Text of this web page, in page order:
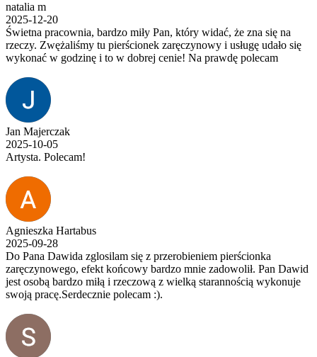
natalia m
2025-12-20
Świetna pracownia, bardzo miły Pan, który widać, że zna się na
rzeczy. Zwężaliśmy tu pierścionek zaręczynowy i usługę udało się
wykonać w godzinę i to w dobrej cenie! Na prawdę polecam
Jan Majerczak
2025-10-05
Artysta. Polecam!
Agnieszka Hartabus
2025-09-28
Do Pana Dawida zglosilam się z przerobieniem pierścionka
zaręczynowego, efekt końcowy bardzo mnie zadowolił. Pan Dawid
jest osobą bardzo miłą i rzeczową z wielką starannością wykonuje
swoją pracę.Serdecznie polecam :).